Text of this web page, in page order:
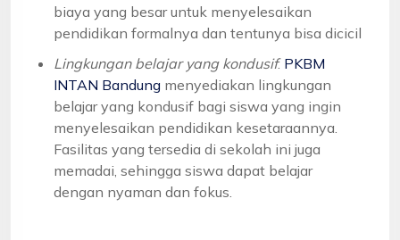
biaya yang besar untuk menyelesaikan
pendidikan formalnya dan tentunya bisa dicicil
Lingkungan belajar yang kondusif: PKBM
INTAN Bandung menyediakan lingkungan
belajar yang kondusif bagi siswa yang ingin
menyelesaikan pendidikan kesetaraannya.
Fasilitas yang tersedia di sekolah ini juga
memadai, sehingga siswa dapat belajar
dengan nyaman dan fokus.